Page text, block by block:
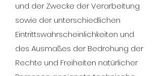
und der Zwecke der Verarbeitung
sowie der unterschiedlichen
Eintrittswahrscheinlichkeiten und
des Ausmaßes der Bedrohung der
Rechte und Freiheiten natürlicher